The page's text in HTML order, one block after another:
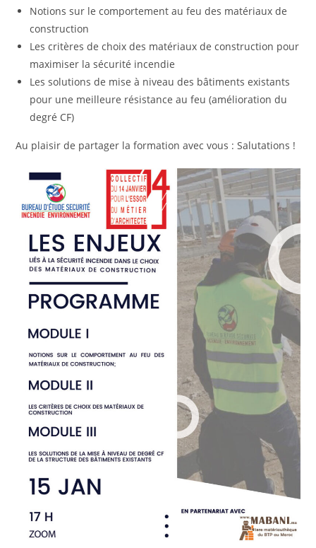
Notions sur le comportement au feu des matériaux de
construction
Les critères de choix des matériaux de construction pour
maximiser la sécurité incendie
Les solutions de mise à niveau des bâtiments existants
pour une meilleure résistance au feu (amélioration du
degré CF)
Au plaisir de partager la formation avec vous : Salutations !